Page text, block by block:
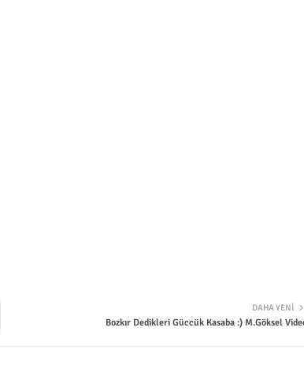
DAHA YENI
Bozkır Dedikleri Güccük Kasaba :) M.Göksel